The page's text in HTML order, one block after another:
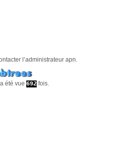
l’administrateur apn.
été vue 692 fois.